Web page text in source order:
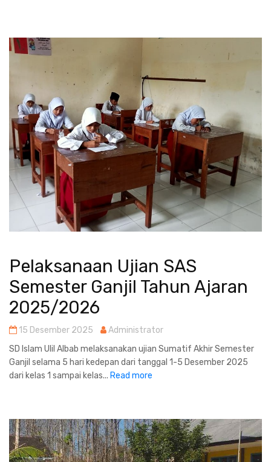
Pelaksanaan Ujian SAS
Semester Ganjil Tahun Ajaran
2025/2026
15 Desember 2025
Administrator
SD Islam Ulil Albab melaksanakan ujian Sumatif Akhir Semester
Ganjil selama 5 hari kedepan dari tanggal 1-5 Desember 2025
dari kelas 1 sampai kelas... Read more